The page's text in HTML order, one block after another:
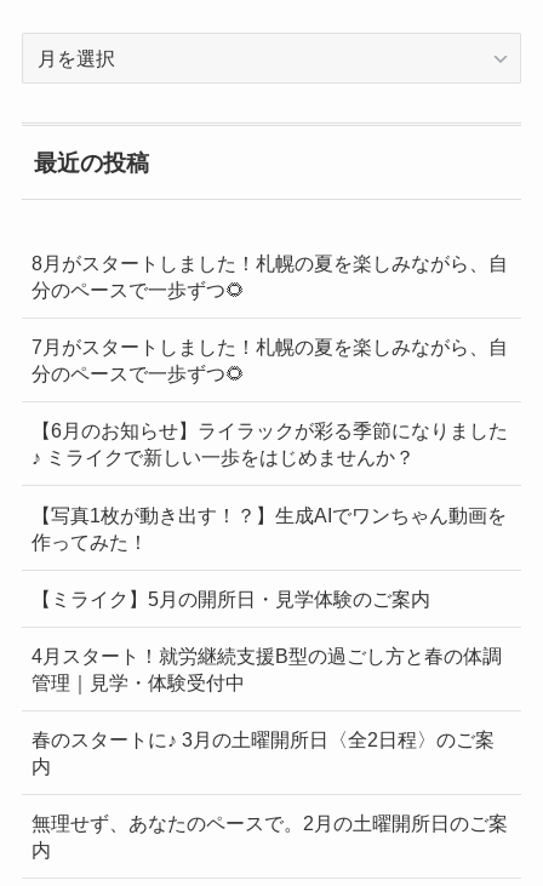
一
覧
最近の投稿
8月がスタートしました！札幌の夏を楽しみながら、自
分のペースで一歩ずつ🌻
7月がスタートしました！札幌の夏を楽しみながら、自
分のペースで一歩ずつ🌻
【6月のお知らせ】ライラックが彩る季節になりました
♪ ミライクで新しい一歩をはじめませんか？
【写真1枚が動き出す！？】生成AIでワンちゃん動画を
作ってみた！
【ミライク】5月の開所日・見学体験のご案内
4月スタート！就労継続支援B型の過ごし方と春の体調
管理｜見学・体験受付中
春のスタートに♪ 3月の土曜開所日〈全2日程〉のご案
内
無理せず、あなたのペースで。2月の土曜開所日のご案
内